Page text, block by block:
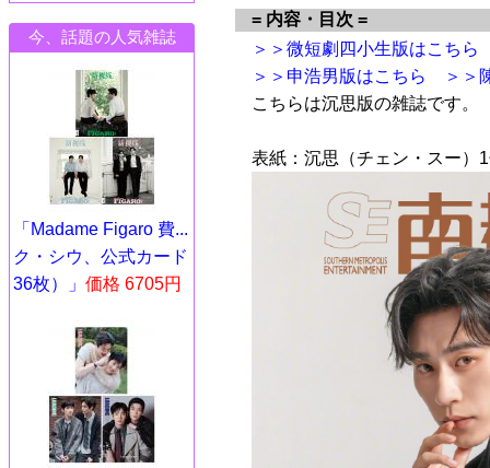
今、話題の人気雑誌
「Madame Figaro 費...
ク・シウ、公式カード
36枚）」 価格 6705円
= 内容・目次 =
＞＞微短劇四小生版はこちら
＞＞申浩男版はこちら
＞＞
こちらは沉思版の雑誌です。
表紙：沉思（チェン・スー）